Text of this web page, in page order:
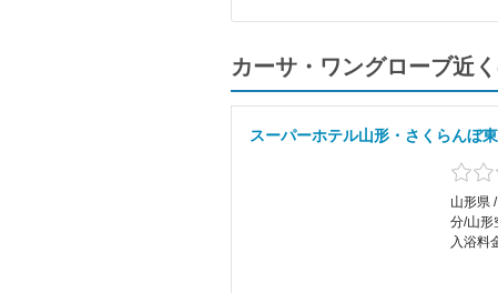
カーサ・ワングローブ近
スーパーホテル山形・さくらん
山形県
分/山形
入浴料